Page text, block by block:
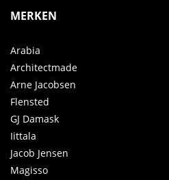
MERKEN
Arabia
Architectmade
Arne Jacobsen
Flensted
GJ Damask
Iittala
Jacob Jensen
Magisso